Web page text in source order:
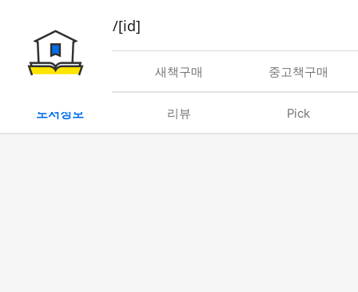
book/rent/[id]
대여 새책구매 중고책구매
도서정보 리뷰 Pick